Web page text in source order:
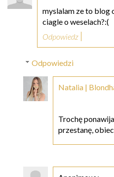
myslalam ze to blog
ciagle o weselach?:(
Odpowiedz
Odpowiedzi
Natalia |
Trochę
przestanę,